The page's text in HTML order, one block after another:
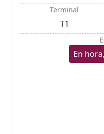
Terminal
T1
En